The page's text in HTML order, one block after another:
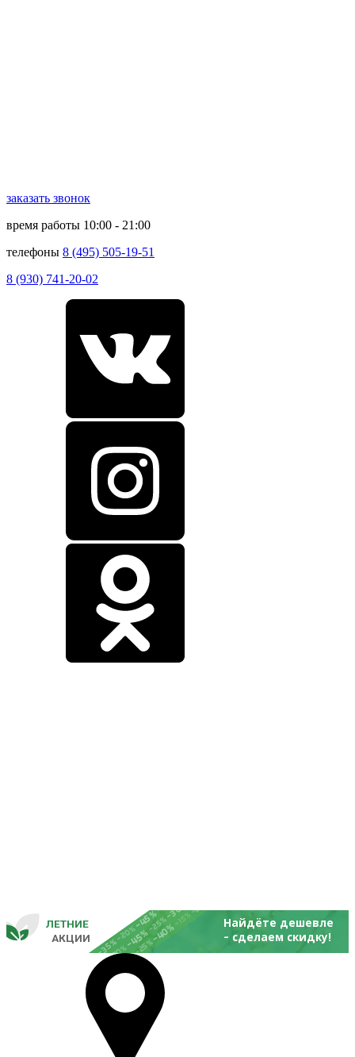
заказать звонок
время работы 10:00 - 21:00
телефоны 8 (495) 505-19-51
8 (930) 741-20-02
-20%
-25%
-45%
-35%-20%
-25%
-45%
-30%
-15%
-20%
-25%
-40%
АКЦИИ
ЛЕТНИЕ Найдёте дешевле
- сделаем